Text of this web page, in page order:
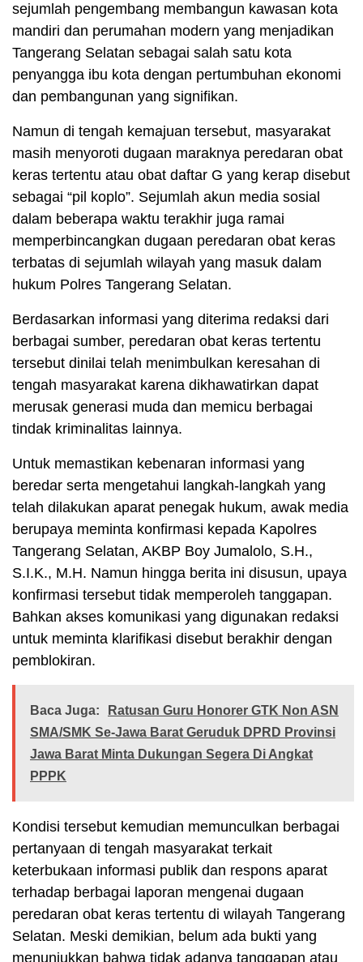
sejumlah pengembang membangun kawasan kota
mandiri dan perumahan modern yang menjadikan
Tangerang Selatan sebagai salah satu kota
penyangga ibu kota dengan pertumbuhan ekonomi
dan pembangunan yang signifikan.
Namun di tengah kemajuan tersebut, masyarakat
masih menyoroti dugaan maraknya peredaran obat
keras tertentu atau obat daftar G yang kerap disebut
sebagai “pil koplo”. Sejumlah akun media sosial
dalam beberapa waktu terakhir juga ramai
memperbincangkan dugaan peredaran obat keras
terbatas di sejumlah wilayah yang masuk dalam
hukum Polres Tangerang Selatan.
Berdasarkan informasi yang diterima redaksi dari
berbagai sumber, peredaran obat keras tertentu
tersebut dinilai telah menimbulkan keresahan di
tengah masyarakat karena dikhawatirkan dapat
merusak generasi muda dan memicu berbagai
tindak kriminalitas lainnya.
Untuk memastikan kebenaran informasi yang
beredar serta mengetahui langkah-langkah yang
telah dilakukan aparat penegak hukum, awak media
berupaya meminta konfirmasi kepada Kapolres
Tangerang Selatan, AKBP Boy Jumalolo, S.H.,
S.I.K., M.H. Namun hingga berita ini disusun, upaya
konfirmasi tersebut tidak memperoleh tanggapan.
Bahkan akses komunikasi yang digunakan redaksi
untuk meminta klarifikasi disebut berakhir dengan
pemblokiran.
Baca Juga:
Ratusan Guru Honorer GTK Non ASN
SMA/SMK Se-Jawa Barat Geruduk DPRD Provinsi
Jawa Barat Minta Dukungan Segera Di Angkat
PPPK
Kondisi tersebut kemudian memunculkan berbagai
pertanyaan di tengah masyarakat terkait
keterbukaan informasi publik dan respons aparat
terhadap berbagai laporan mengenai dugaan
peredaran obat keras tertentu di wilayah Tangerang
Selatan. Meski demikian, belum ada bukti yang
menunjukkan bahwa tidak adanya tanggapan atau